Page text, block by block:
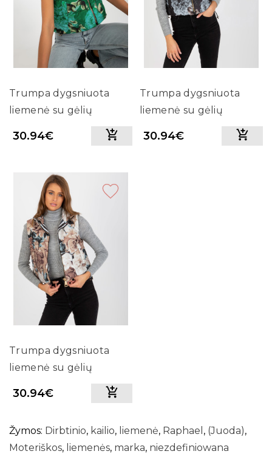
Trumpa dygsniuota
liemenė su gėlių
motyvais Relevance
30.94€
Trumpa dygsniuota
liemenė su gėlių
motyvais Relevance
(Juodos spalvos)
30.94€
Trumpa dygsniuota
liemenė su gėlių
motyvais Relevance
30.94€
Žymos: Dirbtinio, kailio, liemenė, Raphael , (Juoda),
Moteriškos, liemenės, marka, niezdefiniowana